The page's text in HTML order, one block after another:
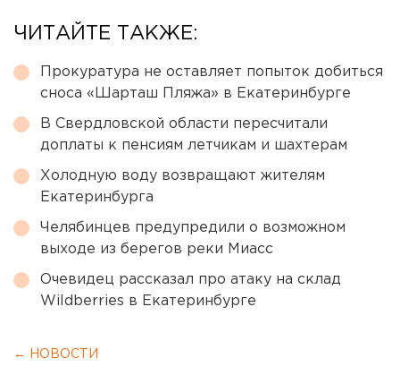
ЧИТАЙТЕ ТАКЖЕ:
Прокуратура не оставляет попыток добиться
сноса «Шарташ Пляжа» в Екатеринбурге
В Свердловской области пересчитали
доплаты к пенсиям летчикам и шахтерам
Холодную воду возвращают жителям
Екатеринбурга
Челябинцев предупредили о возможном
выходе из берегов реки Миасс
Очевидец рассказал про атаку на склад
Wildberries в Екатеринбурге
← НОВОСТИ